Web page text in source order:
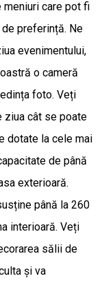
care pot fi
preferință. Ne
evenimentului,
o cameră
foto. Veți
ziua cât se poate
dotate la cele mai
de până
exterioară.
până la 260
interioară. Veți
sălii de
și va